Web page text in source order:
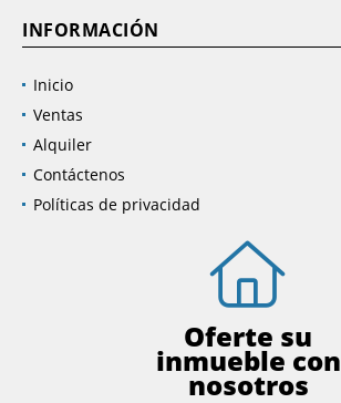
INFORMACIÓN
Inicio
Ventas
Alquiler
Contáctenos
Políticas de privacidad
Oferte su
inmueble con
nosotros